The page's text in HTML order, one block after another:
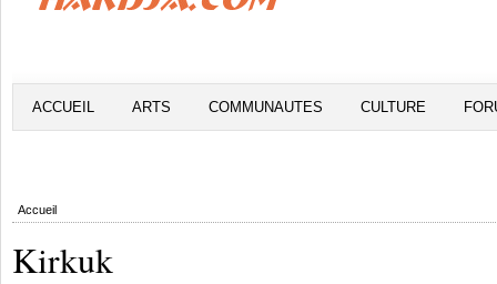
ACCUEIL ARTS COMMUNAUTES CULTURE
Accueil
Kirkuk